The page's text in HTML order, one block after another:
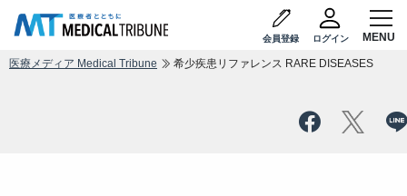
会員登録 ログイン
医療メディア Medical Tribune 希少疾患リファレンス RARE DISEASES